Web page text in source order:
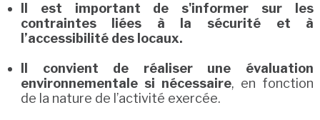
Il est important de s'informer sur les
contraintes liées à la sécurité et à
l’accessibilité des locaux.
Il convient de réaliser une évaluation
environnementale si nécessaire, en fonction
de la nature de l’activité exercée.